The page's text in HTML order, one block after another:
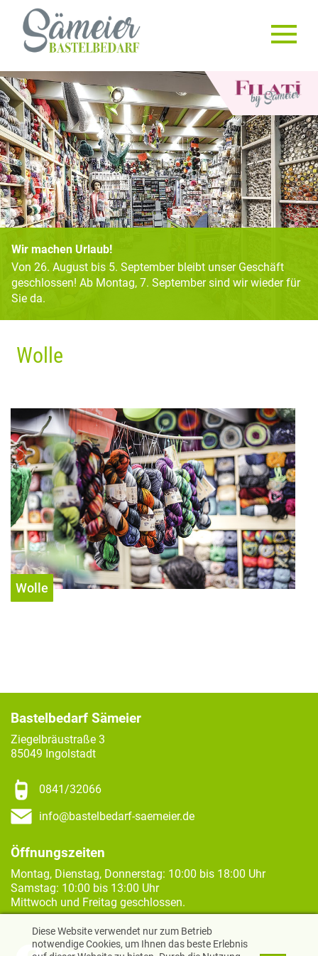
Wir machen Urlaub!
Von 26. August bis 5. September bleibt unser Geschäft
geschlossen! Ab Montag, 7. September sind wir wieder für
Sie da.
Wolle
Wolle
Bastelbedarf Sämeier
Ziegelbräustraße 3
85049 Ingolstadt
0841/32066
info@bastelbedarf-saemeier.de
Öffnungszeiten
Montag, Dienstag, Donnerstag: 10:00 bis 18:00 Uhr
Samstag: 10:00 bis 13:00 Uhr
Mittwoch und Freitag geschlossen.
Diese Website verwendet nur zum Betrieb
notwendige Cookies, um Ihnen das beste Erlebnis